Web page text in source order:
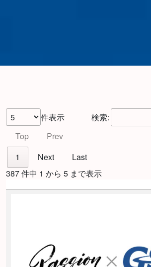
件表示
検索:
Top
Prev
1
Next
Last
387 件中 1 から 5 まで表示